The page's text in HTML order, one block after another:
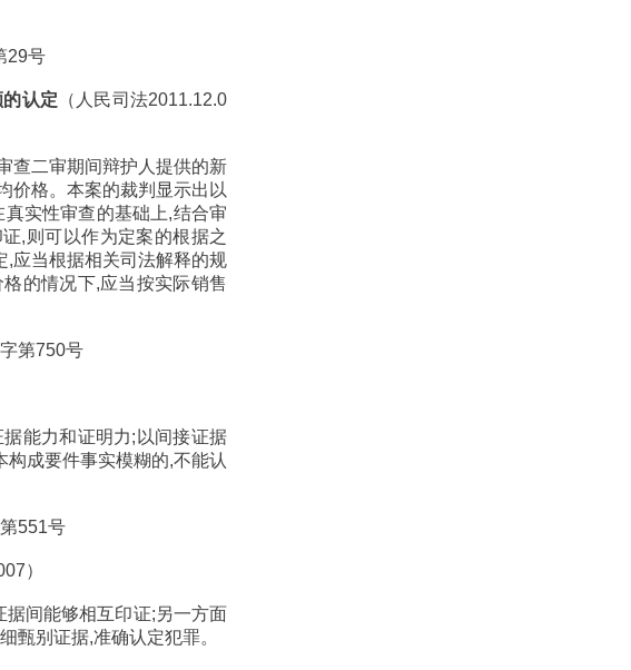
29号
认定 （人民司法2011.12.0
查二审期间辩护人提供的新
价格。本案的裁判显示出以
实性审查的基础上,结合审
,则可以作为定案的根据之
,应当根据相关司法解释的规
的情况下,应当按实际销售
第750号
能力和证明力;以间接证据
成要件事实模糊的,不能认
551号
）
据间能够相互印证;另一方面
甄别证据,准确认定犯罪。